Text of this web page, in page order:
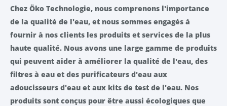
Chez Öko Technologie, nous comprenons l'importance
de la qualité de l'eau, et nous sommes engagés à
fournir à nos clients les produits et services de la plus
haute qualité. Nous avons une large gamme de produits
qui peuvent aider à améliorer la qualité de l'eau, des
filtres à eau et des purificateurs d'eau aux
adoucisseurs d'eau et aux kits de test de l'eau. Nos
produits sont conçus pour être aussi écologiques que